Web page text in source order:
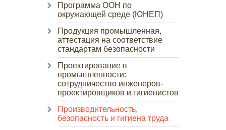
Программа ООН по
окружающей среде (ЮНЕП)
Продукция промышленная,
аттестация на соответствие
стандартам безопасности
Проектирование в
промышленности:
сотрудничество инженеров-
проектировщиков и гигиенистов
Производительность,
безопасность и гигиена труда